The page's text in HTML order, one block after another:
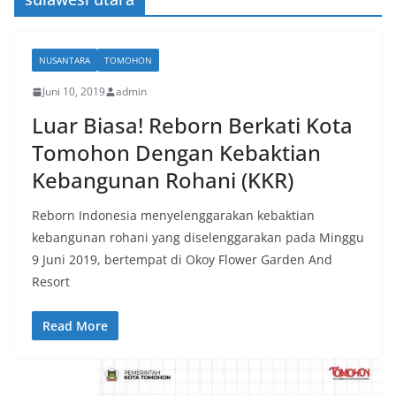
NUSANTARA TOMOHON
Juni 10, 2019 admin
Luar Biasa! Reborn Berkati Kota
Tomohon Dengan Kebaktian
Kebangunan Rohani (KKR)
Reborn Indonesia menyelenggarakan kebaktian
kebangunan rohani yang diselenggarakan pada Minggu
9 Juni 2019, bertempat di Okoy Flower Garden And
Resort
Read More